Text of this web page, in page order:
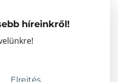
híreinkről!
Elrejtés